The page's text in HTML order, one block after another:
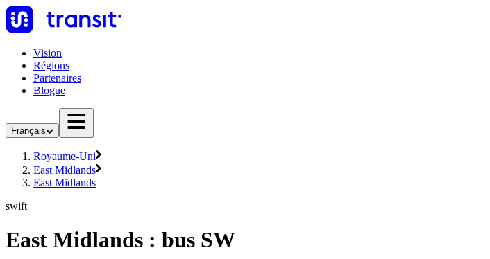
Vision
Régions
Partenaires
Blogue
Français
Royaume-Uni
East Midlands
East Midlands
swift
East Midlands : bus SW